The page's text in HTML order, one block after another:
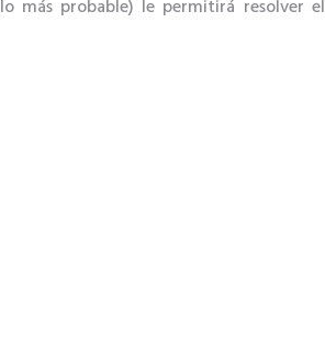
más probable) le permitirá resolver el